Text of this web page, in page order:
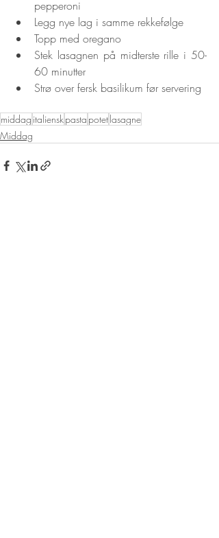
pepperoni
Legg nye lag i samme rekkefølge
Topp med oregano
Stek lasagnen på midterste rille i 50-
60 minutter
Strø over fersk basilikum før servering
middag italienskpasta potetlasagne
Middag